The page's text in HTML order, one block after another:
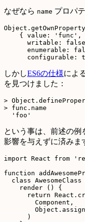
なぜなら name プロパ
    { value: 'func',
writable:
enumerable:
しかしES6の仕様によ
を見つけました：
>
> func.name
という事は、前述の例
影響を与えずに済みま
import React from
function
class AwesomeClass
    render () {
return
        Component,
      )